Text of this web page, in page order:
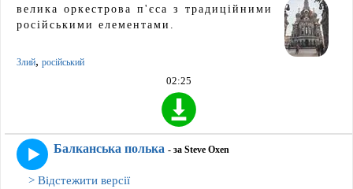
велика оркестрова п'єса з традиційними
російськими елементами.
Злий, російський
02:25
Балканська полька - за Steve Oxen
> Відстежити версії